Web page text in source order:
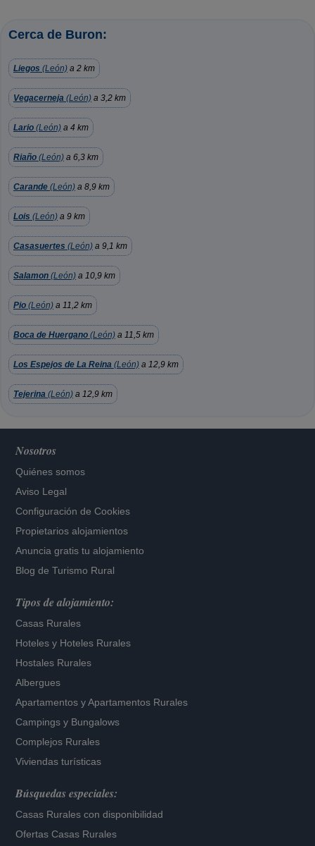
Cerca de Buron:
Liegos (León) a 2 km
Vegacerneja (León) a 3,2 km
Lario (León) a 4 km
Riaño (León) a 6,3 km
Carande (León) a 8,9 km
Lois (León) a 9 km
Casasuertes (León) a 9,1 km
Salamon (León) a 10,9 km
Pio (León) a 11,2 km
Boca de Huergano (León) a 11,5 km
Los Espejos de La Reina (León) a 12,9 km
Tejerina (León) a 12,9 km
Nosotros
Quiénes somos
Aviso Legal
Configuración de Cookies
Propietarios alojamientos
Anuncia gratis tu alojamiento
Blog de Turismo Rural
Tipos de alojamiento:
Casas Rurales
Hoteles y Hoteles Rurales
Hostales Rurales
Albergues
Apartamentos yApartamentos Rurales
Campings y Bungalows
Complejos Rurales
Viviendas turísticas
Búsquedas especiales:
Casas Rurales con disponibilidad
Ofertas Casas Rurales